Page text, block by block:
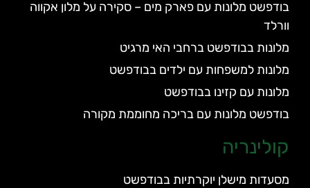
בודפשט מלונות עם פארק מים – סקירה על מלון אקווה
וורלד
מלונות בבודפשט ברחבי האי מרגיט
מלונות למשפחות עם ילדים בבודפשט
מלונות עם קזינו בבודפשט
בודפשט מלונות עם בריכה מחוממת מקורה
קולינריה
מסעדות מישלן יוקרתיות בבודפשט